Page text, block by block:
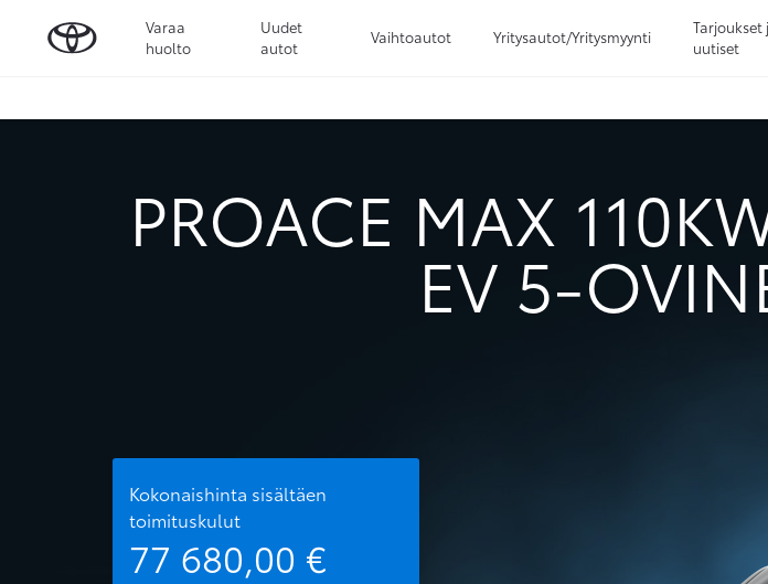
Varaa
huolto
Uudet
autot
Vaihtoautot Yritysautot/Yritysmyynti
Tarjoukset
uutiset
PROACE MAX
EV 5-
Kokonaishinta sisältäen
toimituskulut
77 680,00 €